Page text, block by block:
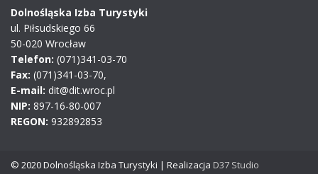
Dolnośląska Izba Turystyki
ul. Piłsudskiego 66
50-020 Wrocław
Telefon: (071)341-03-70
Fax: (071)341-03-70,
E-mail: dit@dit.wroc.pl
NIP: 897-16-80-007
REGON: 932892853
© 2020 Dolnośląska Izba Turystyki | Realizacja D37 Studio